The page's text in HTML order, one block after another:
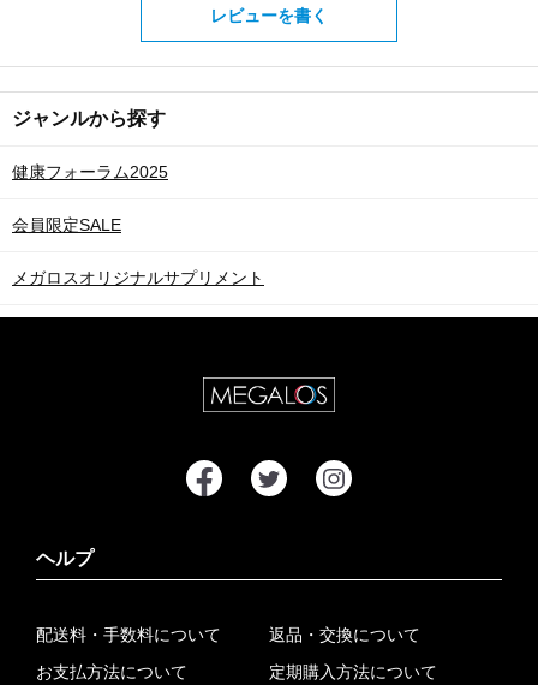
レビューを書く
ジャンルから探す
健康フォーラム2025
会員限定SALE
メガロスオリジナルサプリメント
ヘルプ
配送料・手数料について
お支払方法について
返品・交換について
定期購入方法について